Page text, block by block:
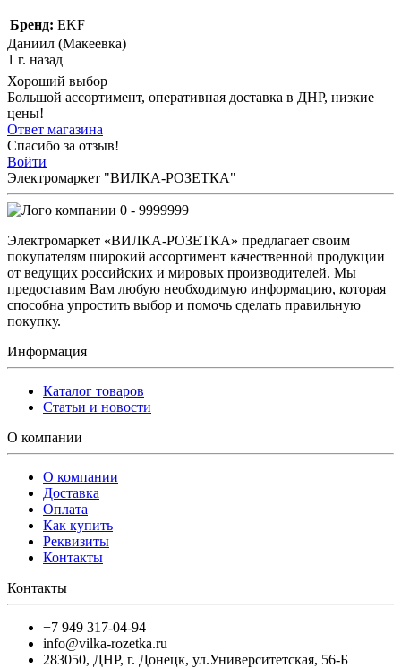
Бренд: EKF
Даниил (Макеевка)
1 г. назад
Хороший выбор
Большой ассортимент, оперативная доставка в ДНР, низкие
цены!
Ответ магазина
Спасибо за отзыв!
Войти
Электромаркет "ВИЛКА-РОЗЕТКА"
0 - 9999999
Электромаркет «ВИЛКА-РОЗЕТКА» предлагает своим
покупателям широкий ассортимент качественной продукции
от ведущих российских и мировых производителей. Мы
предоставим Вам любую необходимую информацию, которая
способна упростить выбор и помочь сделать правильную
покупку.
Информация
Каталог товаров
Статьи и новости
О компании
О компании
Доставка
Оплата
Как купить
Реквизиты
Контакты
Контакты
+7 949 317-04-94
info@vilka-rozetka.ru
283050, ДНР, г. Донецк, ул.Университетская, 56-Б